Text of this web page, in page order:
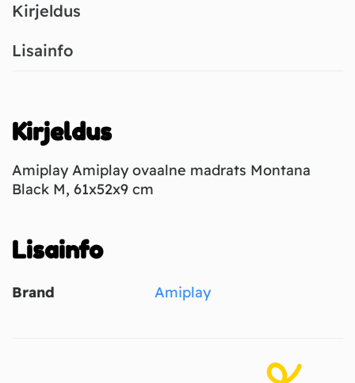
Kirjeldus
Lisainfo
Kirjeldus
Amiplay Amiplay ovaalne madrats Montana
Black M, 61x52x9 cm
Lisainfo
Brand Amiplay